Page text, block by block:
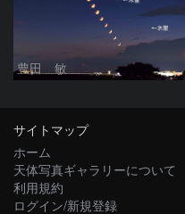
豊田 敏
サイトマップ
ホーム
天体写真ギャラリーについて
利用規約
ログイン/新規登録